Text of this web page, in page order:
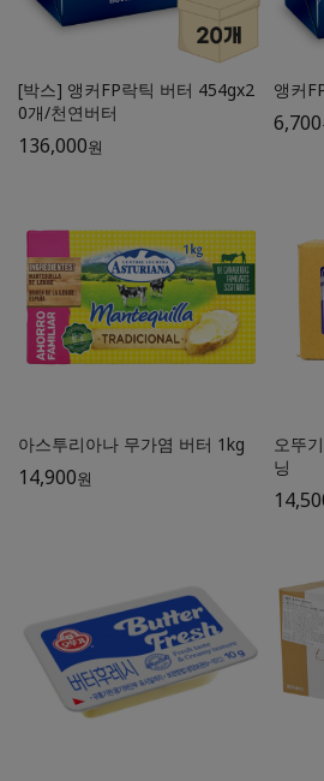
[박스] 앵커FP락틱 버터 454gx2
0개/천연버터
136,000원
앵커
6,700
아스투리아나 무가염 버터 1kg
14,900원
오뚜
닝